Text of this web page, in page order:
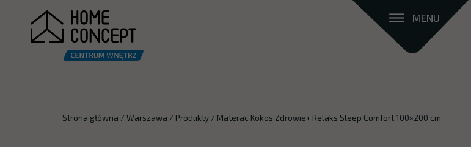
MENU
Strona główna /Warszawa /Produkty / Materac Kokos Zdrowie+ Relaks Sleep Comfort 100×200 cm